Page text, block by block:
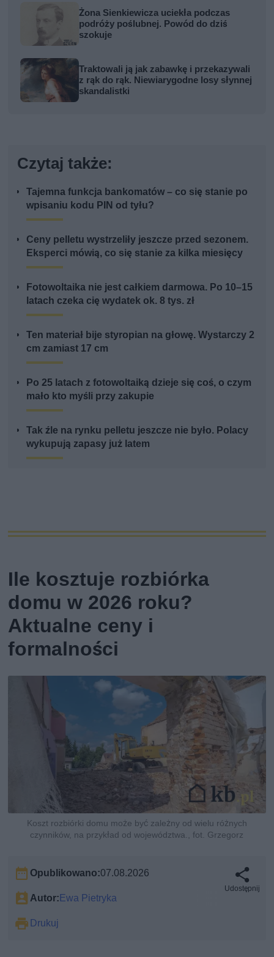
Żona Sienkiewicza uciekła podczas
podróży poślubnej. Powód do dziś
szokuje
Traktowali ją jak zabawkę i przekazywali
z rąk do rąk. Niewiarygodne losy słynnej
skandalistki
Czytaj także:
Tajemna funkcja bankomatów – co się stanie po
wpisaniu kodu PIN od tyłu?
Ceny pelletu wystrzeliły jeszcze przed sezonem.
Eksperci mówią, co się stanie za kilka miesięcy
Fotowoltaika nie jest całkiem darmowa. Po 10–15
latach czeka cię wydatek ok. 8 tys. zł
Ten materiał bije styropian na głowę. Wystarczy 2
cm zamiast 17 cm
Po 25 latach z fotowoltaiką dzieje się coś, o czym
mało kto myśli przy zakupie
Tak źle na rynku pelletu jeszcze nie było. Polacy
wykupują zapasy już latem
Ile kosztuje rozbiórka
domu w 2026 roku?
Aktualne ceny i
formalności
Koszt rozbiórki domu może być zależny od wielu różnych
czynników, na przykład od województwa., fot. Grzegorz
Opublikowano:07.08.2026
Autor:Ewa Pietryka
Drukuj
Udostępnij